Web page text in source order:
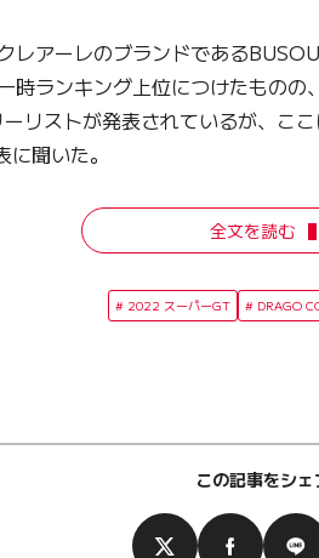
アーレのブランドである
ランキング上位につけたもの
リストが発表されているが、こ
聞いた。
全文を読む
2022 スーパーGT DRAGO
この記事をシェ